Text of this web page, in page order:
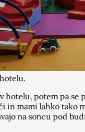
hotelu, potem pa se
in mami lahko tako
na soncu pod